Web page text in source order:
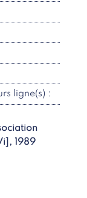
ligne(s) :
1989